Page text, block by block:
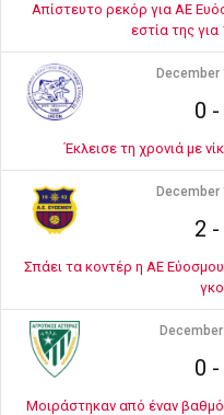
Απίστευτο ρεκόρ για ΑΕ
εστία της
December
0 -
Έκλεισε τη χρονιά με
December
2 -
Σπάει τα κοντέρ η ΑΕ
0 -
Μοιράστηκαν από έναν